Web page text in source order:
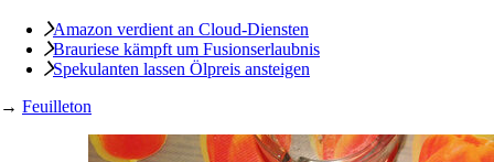
Amazon verdient an Cloud-Diensten
Brauriese kämpft um Fusionserlaubnis
Spekulanten lassen Ölpreis ansteigen
→ Feuilleton